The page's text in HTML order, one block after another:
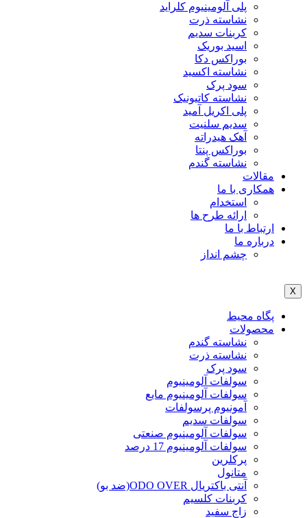
پلی آلومینیوم کلراید
نشاسته ذرت
کربنات سدیم
اسید بوریک
بوراکس دکا
نشاسته اکسید
سود پرک
نشاسته کاتیونیک
پلی اکریل آمید
سدیم سلنیت
آهک هیدراته
بوراکس پنتا
نشاسته گندم
مقالات
همکاری با ما
استخدام
ارائه طرح ها
ارتباط با ما
درباره ما
چشم انداز
X
پگاه محیط
محصولات
نشاسته گندم
نشاسته ذرت
سود پرک
سولفات آلومینیوم
سولفات آلومینیوم مایع
آمونیوم پرسولفات
سولفات سدیم
سولفات آلومینیوم صنعتی
سولفات آلومینیوم 17 درصد
پرکلرین
متانول
آنتی باکتریال ODO OVER(ضد بو)
کربنات کلسیم
زاج سفید